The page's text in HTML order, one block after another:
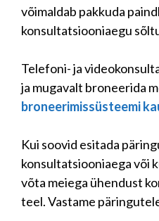
võimaldab pakkuda
konsultatsiooniaegu
Telefoni- ja
ja mugavalt broneerida
broneerimissüsteemi
Kui soovid esitada
konsultatsiooniaega või
võta meiega ühendust
teel. Vastame